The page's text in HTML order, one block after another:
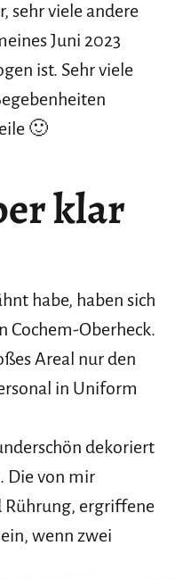
sehr viele andere
Juni 2023
ist. Sehr viele
🙂
klar
habe, haben sich
Cochem-Oberheck.
Areal nur den
in Uniform
dekoriert
Die von mir
Rührung, ergriffene
wenn zwei